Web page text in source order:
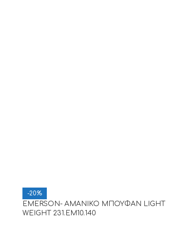
-20%
EMERSON- ΑΜΑΝΙΚΟ ΜΠΟΥΦΑΝ LIGHT
WEIGHT 231.EM10.140